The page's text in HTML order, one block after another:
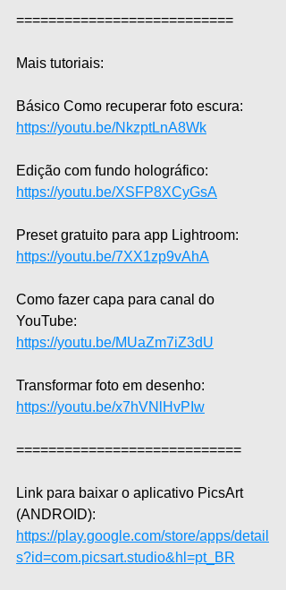
===========================
Mais tutoriais:
Básico Como recuperar foto escura:
https://youtu.be/NkzptLnA8Wk
Edição com fundo holográfico:
https://youtu.be/XSFP8XCyGsA
Preset gratuito para app Lightroom:
https://youtu.be/7XX1zp9vAhA
Como fazer capa para canal do
YouTube:
https://youtu.be/MUaZm7iZ3dU
Transformar foto em desenho:
https://youtu.be/x7hVNlHvPIw
============================
Link para baixar o aplicativo PicsArt
(ANDROID):
https://play.google.com/store/apps/detail
s?id=com.picsart.studio&hl=pt_BR